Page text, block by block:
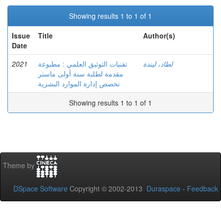
Showing results 1 to 1 of 1
Issue
Date
Title Author(s)
2021
تقنيات التوثيق العلمي : مطبوعة
مقدمة لطلبة سنة أولى ماستر
تخصص إدارة الموارد البشرية
لطاد، ليندة
Showing results 1 to 1 of 1
Theme by
DSpace Software Copyright © 2002-2013 Duraspace - Feedback